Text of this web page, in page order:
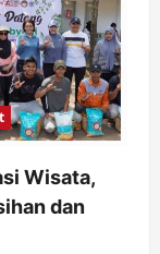
Wisata,
dan